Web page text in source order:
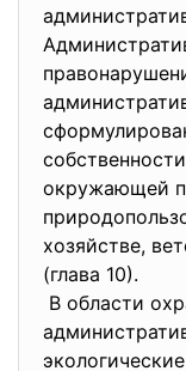
окружающей
хозяйстве,
(глава 10).
В области